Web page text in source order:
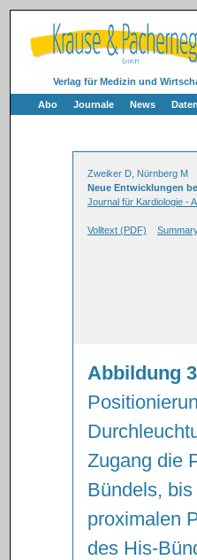
Verlag für Medizin und
Abo Journale News
Zweiker D, Nürnberg M
Neue Entwicklungen
Journal für Kardiologie -
Volltext (PDF)
Abbildung
Zugang die
Bündels,
proximalen
des His-